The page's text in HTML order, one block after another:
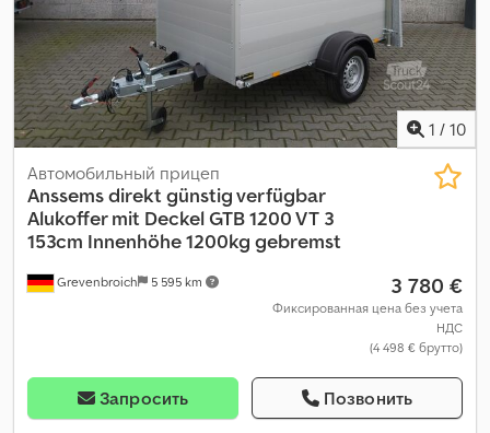
1 / 10
Grevenbroich 5 595 km
Автомобильный прицеп
Anssemsdirekt günstig verfügbar
Alukoffer mit Deckel GTB 1200 VT 3
153cm Innenhöhe 1200kg gebremst
3 780 €
Фиксированная цена без учета
НДС
(4 498 € брутто)
Запросить Позвонить